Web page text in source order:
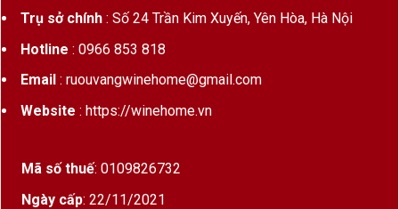
Vùng sản
Tokaj, Hungary
Niên vụ
Tùy theo lô sản xuất (thường
2014–2018)
Trụ sở chính: Số 24 Trần Kim Xuyến, Yên Hòa, Hà Nội
Hotline : 0966 853 818
Email : ruouvangwinehome@gmail.com
Website : https://winehome.vn
Mã số thuế: 0109826732
Ngày cấp: 22/11/2021